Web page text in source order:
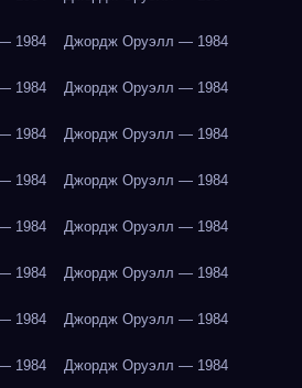
1984 Джордж Оруэлл — 1984
1984 Джордж Оруэлл — 1984
1984 Джордж Оруэлл — 1984
1984 Джордж Оруэлл — 1984
1984 Джордж Оруэлл — 1984
1984 Джордж Оруэлл — 1984
1984 Джордж Оруэлл — 1984
1984 Джордж Оруэлл — 1984